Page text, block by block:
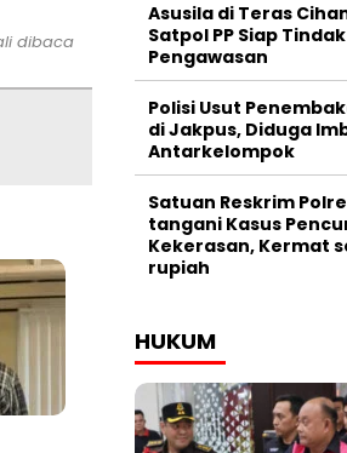
dibaca
Asusila di Teras
Satpol PP Siap
Pengawasan
Polisi Usut
di Jakpus, Diduga
Antarkelompok
Satuan Reskrim
tangani Kasus
Kekerasan, Kermat
rupiah
HUKUM